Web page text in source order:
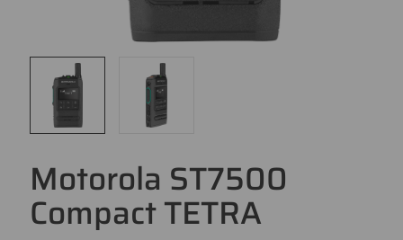
Motorola ST7500
Compact TETRA